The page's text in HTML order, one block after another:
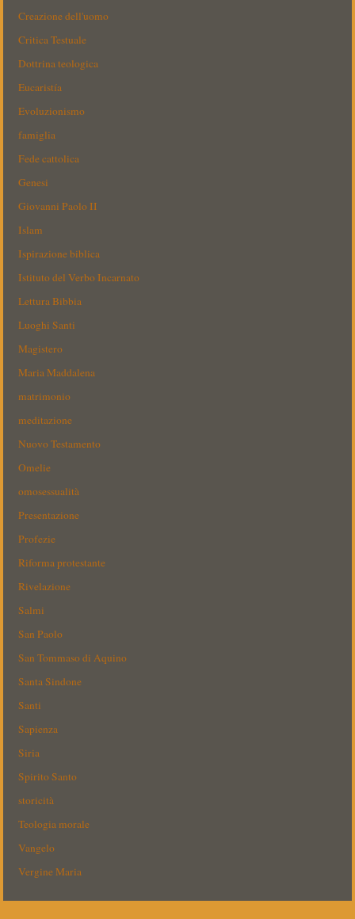
Creazione dell'uomo
Critica Testuale
Dottrina teologica
Eucaristía
Evoluzionismo
famiglia
Fede cattolica
Genesi
Giovanni Paolo II
Islam
Ispirazione biblica
Istituto del Verbo Incarnato
Lettura Bibbia
Luoghi Santi
Magistero
Maria Maddalena
matrimonio
meditazione
Nuovo Testamento
Omelie
omosessualità
Presentazione
Profezie
Riforma protestante
Rivelazione
Salmi
San Paolo
San Tommaso di Aquino
Santa Sindone
Santi
Sapienza
Siria
Spirito Santo
storicità
Teologia morale
Vangelo
Vergine Maria